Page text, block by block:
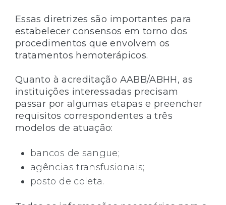
Essas diretrizes são importantes para
estabelecer consensos em torno dos
procedimentos que envolvem os
tratamentos hemoterápicos.
Quanto à acreditação AABB/ABHH, as
instituições interessadas precisam
passar por algumas etapas e preencher
requisitos correspondentes a três
modelos de atuação:
bancos de sangue;
agências transfusionais;
posto de coleta.